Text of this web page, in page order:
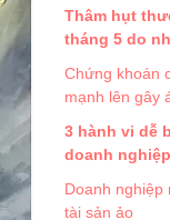
Thâm hụt
tháng 5 do
Chứng khoán
mạnh lên gây
3 hành vi dễ
doanh
Doanh nghiệp
tài sản ảo